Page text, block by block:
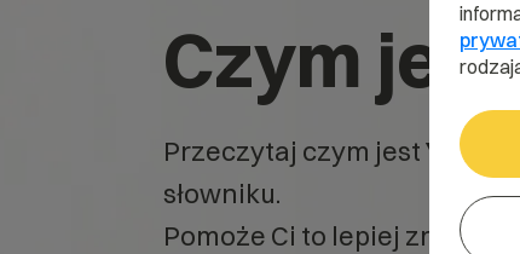
Czym
Przeczytaj czym jestYarn
słowniku.
Pomoże Ci to lepiej